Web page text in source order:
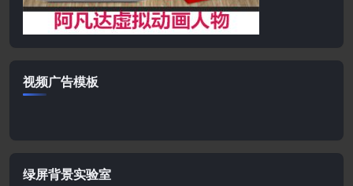
视频广告模板
绿屏背景实验室